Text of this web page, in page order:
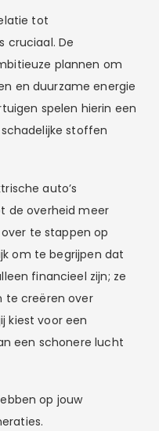
tot
cruciaal. De
plannen om
en duurzame energie
spelen hierin een
stoffen
auto’s
de overheid meer
te stappen op
om te begrijpen dat
financieel zijn; ze
te creëren over
kiest voor een
een schonere lucht
op jouw